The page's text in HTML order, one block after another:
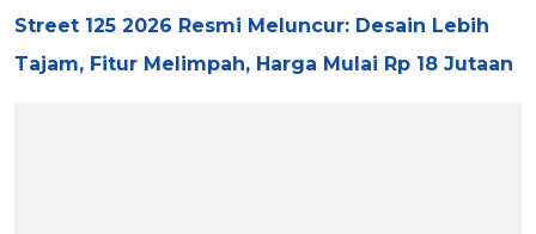
Street 125 2026 Resmi Meluncur: Desain Lebih
Tajam, Fitur Melimpah, Harga Mulai Rp 18 Jutaan